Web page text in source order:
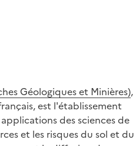
Géologiques et Minières),
est l'établissement
des sciences de
et les risques du sol et du